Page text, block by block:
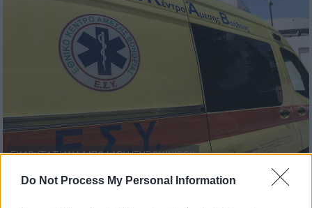
Do Not Process My Personal Information
ΕΚΑΒ (ΤΑΤΙΑΝΑ ΜΠΟΛΑΡΗ/EUROKINISSI)